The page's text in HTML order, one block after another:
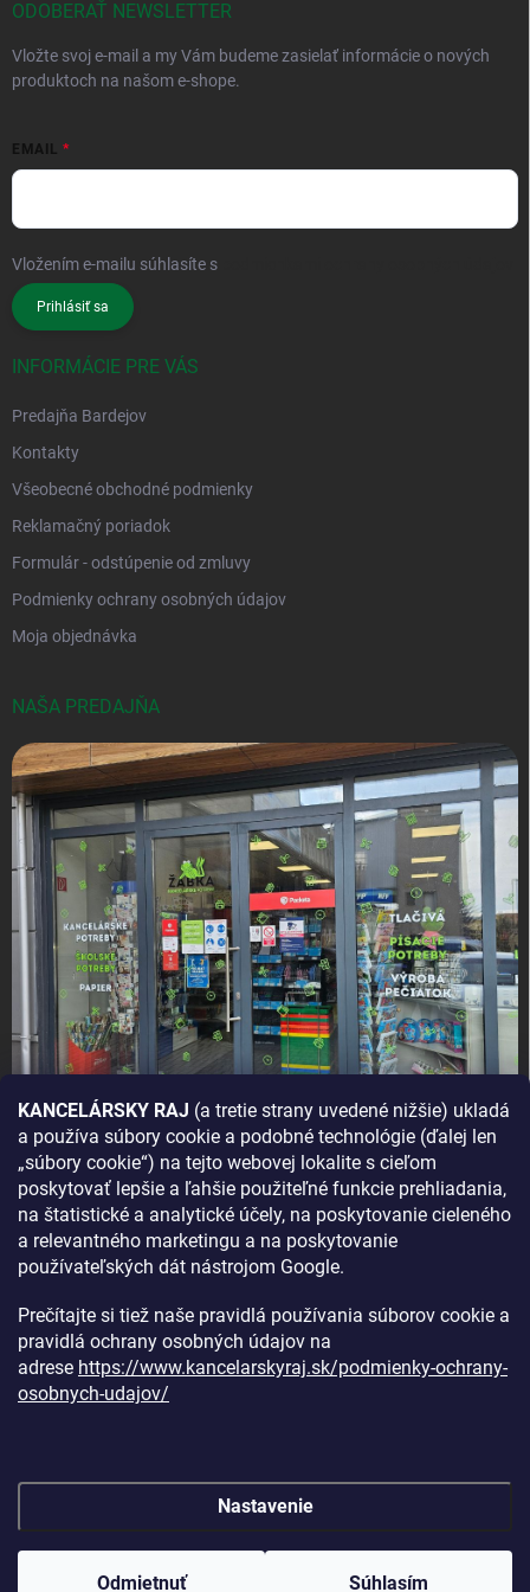
KANCELÁRSKY RAJ (a tretie strany uvedené nižšie) ukladá
a používa súbory cookie a podobné technológie (ďalej len
„súbory cookie“) na tejto webovej lokalite s cieľom
poskytovať lepšie a ľahšie použiteľné funkcie prehliadania,
na štatistické a analytické účely, na poskytovanie cieleného
a relevantného marketingu a na poskytovanie
používateľských dát nástrojom Google.
Prečítajte si tiež naše pravidlá používania súborov cookie a
pravidlá ochrany osobných údajov na
adrese https://www.kancelarskyraj.sk/podmienky-ochrany-
osobnych-udajov/
Nastavenie
Odmietnuť Súhlasím
ODOBERAŤ NEWSLETTER
Vložte svoj e-mail a my Vám budeme zasielať informácie o nových
produktoch na našom e-shope.
EMAIL
Vložením e-mailu súhlasíte s
Prihlásiť sa
INFORMÁCIE PRE VÁS
Predajňa Bardejov
Kontakty
Všeobecné obchodné podmienky
Reklamačný poriadok
Formulár - odstúpenie od zmluvy
Podmienky ochrany osobných údajov
Moja objednávka
NAŠA PREDAJŇA
AKO SA K NÁM DOSTANETE?
Copyright 2026Kancelársky raj. Všetky práva vyhradené.Upraviť